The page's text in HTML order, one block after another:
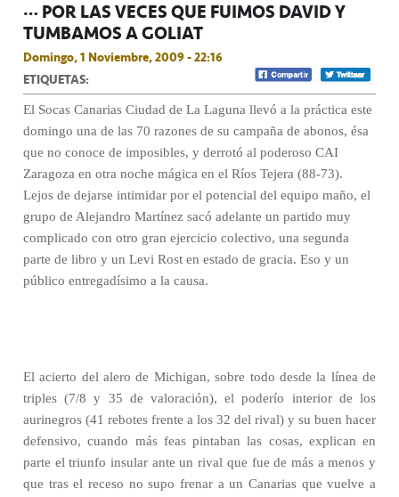
… POR LAS VECES QUE FUIMOS DAVID Y
TUMBAMOS A GOLIAT
Domingo, 1 Noviembre, 2009 - 22:16
ETIQUETAS:
El Socas Canarias Ciudad de La Laguna llevó a la práctica este
domingo una de las 70 razones de su campaña de abonos, ésa
que no conoce de imposibles, y derrotó al poderoso CAI
Zaragoza en otra noche mágica en el Ríos Tejera (88-73).
Lejos de dejarse intimidar por el potencial del equipo maño, el
grupo de Alejandro Martínez sacó adelante un partido muy
complicado con otro gran ejercicio colectivo, una segunda
parte de libro y un Levi Rost en estado de gracia. Eso y un
público entregadísimo a la causa.
El acierto del alero de Michigan, sobre todo desde la línea de
triples (7/8 y 35 de valoración), el poderío interior de los
aurinegros (41 rebotes frente a los 32 del rival) y su buen hacer
defensivo, cuando más feas pintaban las cosas, explican en
parte el triunfo insular ante un rival que fue de más a menos y
que tras el receso no supo frenar a un Canarias que vuelve a